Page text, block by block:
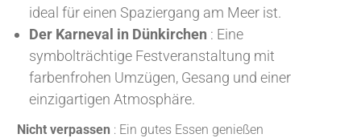
ideal für einen Spaziergang am Meer ist.
Der Karneval in Dünkirchen : Eine
symbolträchtige Festveranstaltung mit
farbenfrohen Umzügen, Gesang und einer
einzigartigen Atmosphäre.
Nicht verpassen : Ein gutes Essen genießen